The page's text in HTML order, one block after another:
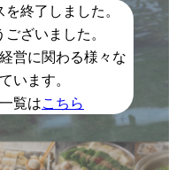
終了しました。
ざいました。
営に関わる様々な
います。
覧はこちら